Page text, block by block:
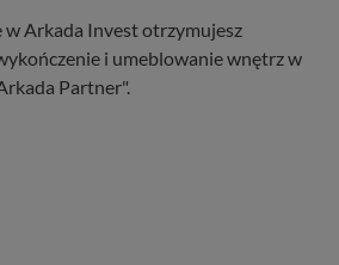
w Arkada Invest otrzymujesz
i umeblowanie wnętrz w
Partner".